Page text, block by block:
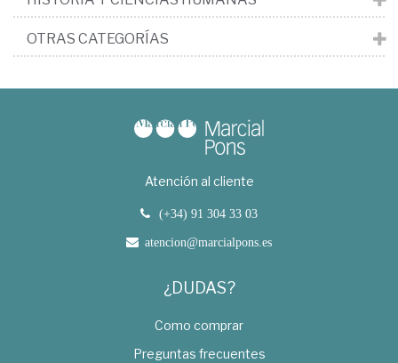
OTRAS CATEGORÍAS
Atención al cliente
(+34) 91 304 33 03
atencion@marcialpons.es
¿DUDAS?
Como comprar
Preguntas frecuentes